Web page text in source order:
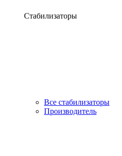
Стабилизаторы
Все стабилизаторы
Производитель